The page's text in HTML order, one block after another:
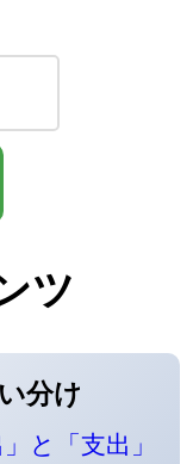
ツ
分け
」と「支出」